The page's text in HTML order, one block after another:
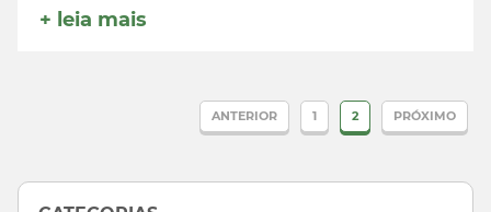
+ leia mais
ANTERIOR 1 2 PRÓXIMO